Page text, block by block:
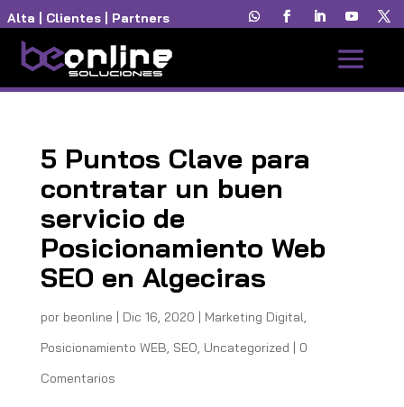
Alta Clientes Partners
5 Puntos Clave para
contratar un buen
servicio de
Posicionamiento Web
SEO en Algeciras
por beonline | Dic 16, 2020 | Marketing Digital,
Posicionamiento WEB, SEO, Uncategorized | 0
Comentarios